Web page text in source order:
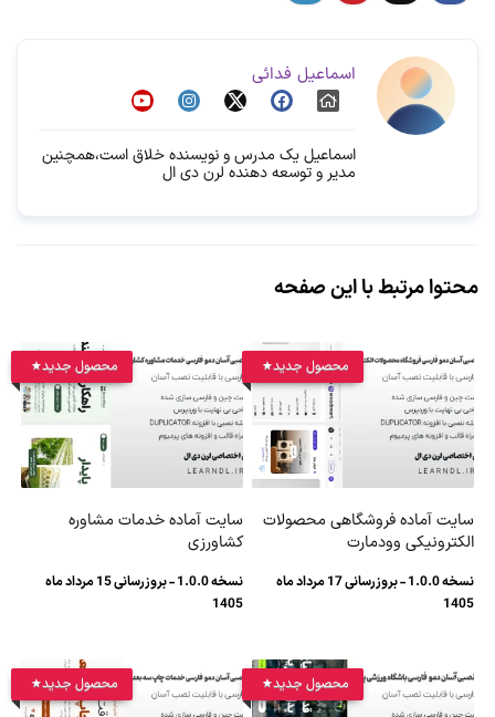
اسماعیل فدائی
اسماعیل یک مدرس و نویسنده خلاق است،همچنین
مدیر و توسعه دهنده لرن دی ال
محتوا مرتبط با این صفحه
محصول جدید
سایت آماده فروشگاهی محصولات
الکترونیکی وودمارت
نسخه 1.0.0 - بروزرسانی 17 مرداد ماه
1405
محصول جدید
سایت آماده خدمات مشاوره
کشاورزی
نسخه 1.0.0 - بروزرسانی 15 مرداد ماه
1405
محصول جدید محصول جدید